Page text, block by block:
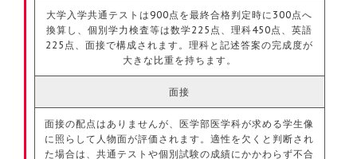
大学入学共通テストは900点を最終合格判定時に300点へ
換算し、個別学力検査等は数学225点、理科450点、英語
225点、面接で構成されます。理科と記述答案の完成度が
大きな比重を持ちます。
面接
面接の配点はありませんが、医学部医学科が求める学生像
に照らして人物面が評価されます。適性を欠くと判断され
た場合は、共通テストや個別試験の成績にかかわらず不合